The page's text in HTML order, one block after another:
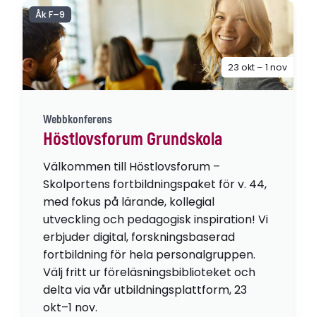
Webbkonferens
Höstlovsforum Grundskola
Välkommen till Höstlovsforum –
Skolportens fortbildningspaket för v. 44,
med fokus på lärande, kollegial
utveckling och pedagogisk inspiration! Vi
erbjuder digital, forskningsbaserad
fortbildning för hela personalgruppen.
Välj fritt ur föreläsningsbiblioteket och
delta via vår utbildningsplattform, 23
okt–1 nov.
Åk F–9
23 okt – 1 nov